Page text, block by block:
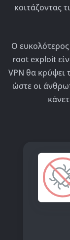
κοιτάζοντας
Ο
root exploit
VPN θα κρύψει
ώστε οι